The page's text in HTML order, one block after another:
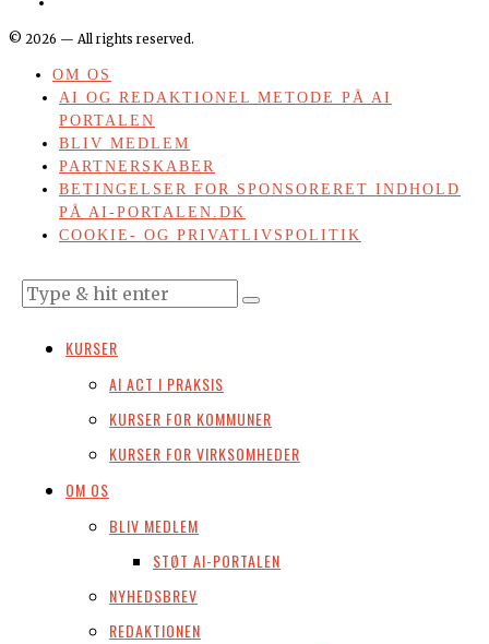
© 2026 — All rights reserved.
OM OS
AI OG REDAKTIONEL METODE PÅ AI
PORTALEN
BLIV MEDLEM
PARTNERSKABER
BETINGELSER FOR SPONSORERET INDHOLD
PÅ AI-PORTALEN.DK
COOKIE- OG PRIVATLIVSPOLITIK
KURSER
AI ACT I PRAKSIS
KURSER FOR KOMMUNER
KURSER FOR VIRKSOMHEDER
OM OS
BLIV MEDLEM
STØT AI-PORTALEN
NYHEDSBREV
REDAKTIONEN